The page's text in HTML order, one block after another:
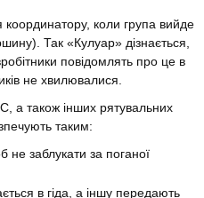
координатору, коли група вийде
Так «Кулуар» дізнається,
повідомлять про це в
не хвилювалися.
а також інших рятувальних
таким:
заблукати за поганої
в гіда, а іншу передають